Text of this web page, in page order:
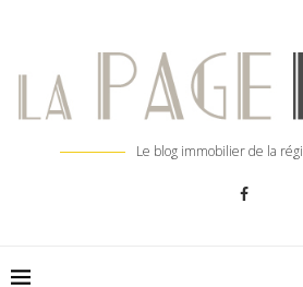
Le blog immobilier de la